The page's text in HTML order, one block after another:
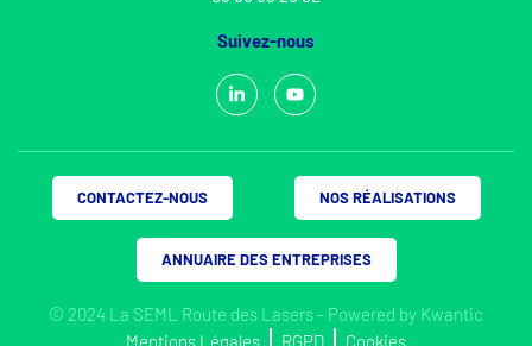
Suivez-nous
© 2024 La SEML Route des Lasers - Powered by Kwantic
Mentions Légales
RGPD Cookies
CONTACTEZ-NOUS NOS RÉALISATIONS
ANNUAIRE DES ENTREPRISES